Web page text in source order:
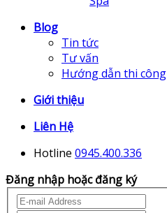
Blog
Tin tức
Tư vấn
Hướng dẫn thi công
Giới thiệu
Liên Hệ
Hotline 0945.400.336
Đăng nhập hoặc đăng ký